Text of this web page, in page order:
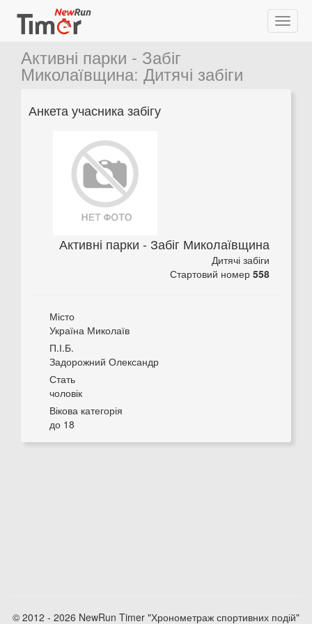
Активні парки - Забіг
Миколаївщина: Дитячі забіги
Анкета учасника забігу
Активні парки - Забіг Миколаївщина
Дитячі забіги
Стартовий номер 558
Місто
Україна Миколаїв
П.І.Б.
Задорожний Олександр
Стать
чоловік
Вікова категорія
до 18
© 2012 - 2026 NewRun Timer "Хронометраж спортивних подій"